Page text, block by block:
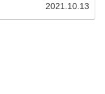
2021.10.13